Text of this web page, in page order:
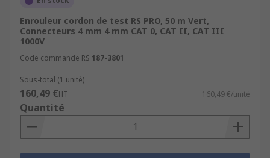
Enrouleur cordon de test RS PRO, 50 m Vert,
Connecteurs 4 mm 4 mm CAT 0, CAT II, CAT III
1000V
Code commande RS 187-3801
Sous-total (1 unité)
160,49 €HT 160,49 €/unité
Quantité